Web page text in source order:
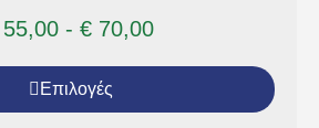
- €70,00
Επιλογές